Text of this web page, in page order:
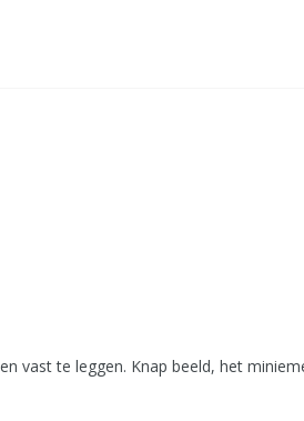
vast te leggen. Knap beeld, het